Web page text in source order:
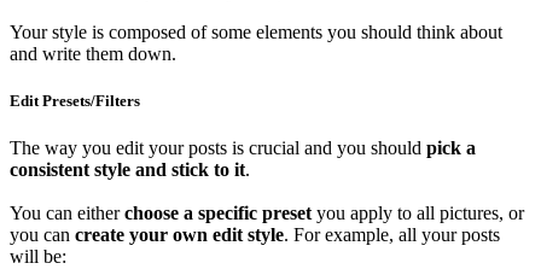
Your style is composed of some elements you should think about
and write them down.
Edit Presets/Filters
The way you edit your posts is crucial and you should pick a
consistent style and stick to it.
You can eitherchoose a specific preset you apply to all pictures, or
you can create your own edit style. For example, all your posts
will be: